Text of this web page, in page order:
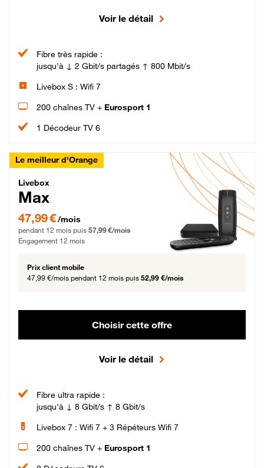
Voir le détail
Fibre très rapide :
jusqu'à ↓ 2 Gbit/s partagés ↑ 800 Mbit/s
Livebox S : Wifi 7
200 chaînes TV + Eurosport 1
1 Décodeur TV 6
Le meilleur d'Orange
Livebox Max Fibre
Livebox
Max
47,99 € par mois pendant 12 mois puis 57,99 € par mois, Engagement 12 mois
47,99 €/mois
pendant 12 mois puis 57,99 €/mois
Engagement 12 mois
Prix client mobile
47,99 €/mois pendant 12 mois puis 52,99 €/mois
Choisir cette offre
Voir le détail
Fibre ultra rapide :
jusqu'à ↓ 8 Gbit/s ↑ 8 Gbit/s
Livebox 7 : Wifi 7 + 3 Répéteurs Wifi 7
200 chaînes TV + Eurosport 1